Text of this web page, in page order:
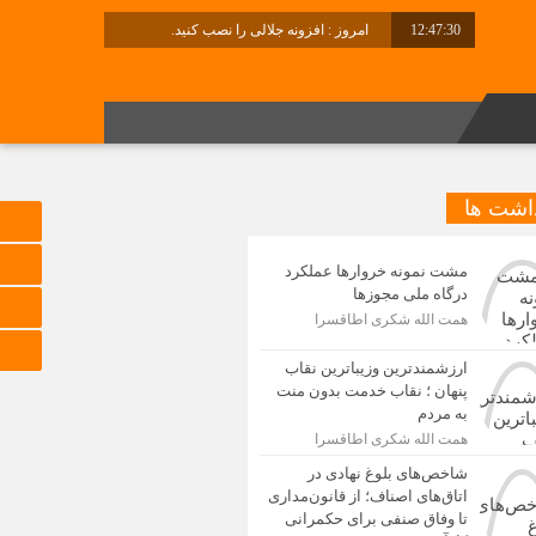
12:47:31 امروز : افزونه جلالی را نصب کنید.
ها
مشت نمونه خروارها عملکرد
درگاه ملی مجوزها
همت الله شکری اطاقسرا
ارزشمندترین وزیباترین نقاب
پنهان ؛ نقاب خدمت بدون منت
به مردم
همت الله شکری اطاقسرا
شاخص‌های بلوغ نهادی در
اتاق‌های اصناف؛ از قانون‌مداری
تا وفاق صنفی برای حکمرانی